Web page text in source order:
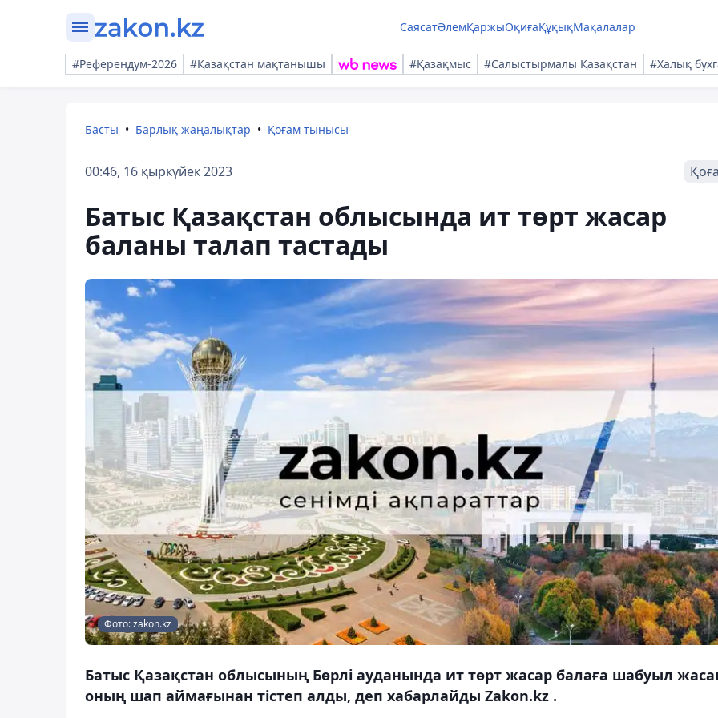
СаясатӘлемҚаржыОқиғаҚұқықМақалалар
#Референдум-2026 #Қазақстан мақтанышы #Қазақмыс #Салыстырмалы Қазақстан #Халық
Басты Барлық жаңалықтар Қоғам тынысы
00:46, 16 қыркүйек 2023
Батыс Қазақстан облысында ит төрт жасар
баланы талап тастады
Фото: zakon.kz
Батыс Қазақстан облысының Бөрлі ауданында ит төрт жасар балаға шабуыл
оның шап аймағынан тістеп алды, деп хабарлайды Zakon.kz .